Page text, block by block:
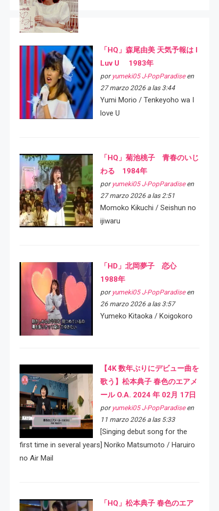
「HQ」森尾由美 天気予報は I
Luv U 1983年
por yumeki05 J-PopParadiseen
27 marzo 2026 a las 3:44
Yumi Morio / Tenkeyoho wa I
love U
「HQ」菊池桃子 青春のいじ
わる 1984年
por yumeki05 J-PopParadiseen
27 marzo 2026 a las 2:51
Momoko Kikuchi / Seishun no
ijiwaru
「HD」北岡夢子 恋心
1988年
por yumeki05 J-PopParadiseen
26 marzo 2026 a las 3:57
Yumeko Kitaoka / Koigokoro
【4K 数年ぶりにデビュー曲を
歌う】松本典子 春色のエアメ
ール O.A. 2024 年 02月 17日
por yumeki05 J-PopParadiseen
11 marzo 2026 a las 5:33
[Singing debut song for the
first time in several years] Noriko Matsumoto / Haruiro
no Air Mail
「HQ」松本典子 春色のエア